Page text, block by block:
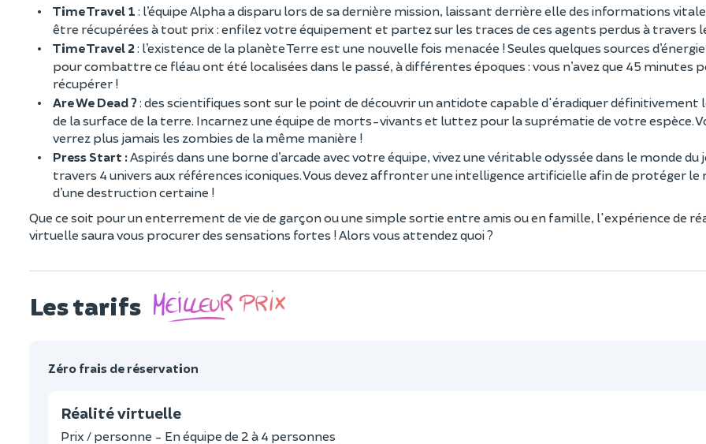
Time Travel 1 : l’équipe Alpha a disparu lors de sa dernière mission, laissant derrière elle des informations
être récupérées à tout prix : enfilez votre équipement et partez sur les traces de ces agents perdus à travers
Time Travel 2: l’existence de la planète Terre est une nouvelle fois menacée ! Seules quelques sources
pour combattre ce fléau ont été localisées dans le passé, à différentes époques : vous n’avez que 45 minutes
récupérer !
Are We Dead ?: des scientifiques sont sur le point de découvrir un antidote capable d'éradiquer définitivement
de la surface de la terre. Incarnez une équipe de morts-vivants et luttez pour la suprématie de votre espèce.
verrez plus jamais les zombies de la même manière !
Press Start : Aspirés dans une borne d’arcade avec votre équipe, vivez une véritable odyssée dans le monde du
travers 4 univers aux références iconiques. Vous devez affronter une intelligence artificielle afin de protéger le
d’une destruction certaine !
Que ce soit pour un enterrement de vie de garçon ou une simple sortie entre amis ou en famille, l'expérience de
virtuelle saura vous procurer des sensations fortes ! Alors vous attendez quoi ?
Les tarifs
Zéro frais de réservation
Réalité virtuelle
Prix / personne - En équipe de 2 à 4 personnes